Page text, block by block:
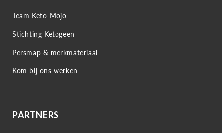
Team Keto-Mojo
Stichting Ketogeen
Persmap & merkmateriaal
Kom bij ons werken
PARTNERS